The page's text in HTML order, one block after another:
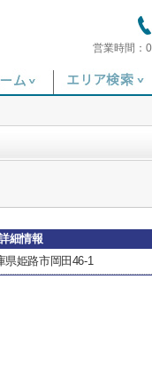
営業時間：
細情報
県姫路市岡田46-1